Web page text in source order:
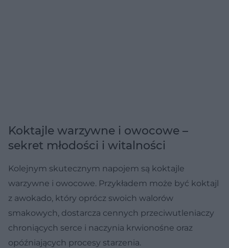
Koktajle warzywne i owocowe –
sekret młodości i witalności
Kolejnym skutecznym napojem są koktajle
warzywne i owocowe. Przykładem może być koktajl
z awokado, który oprócz swoich walorów
smakowych, dostarcza cennych przeciwutleniaczy
chroniących serce i naczynia krwionośne oraz
opóźniających procesy starzenia.